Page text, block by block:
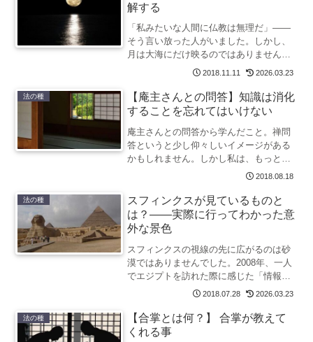
解する
「私みたいな人間に仏教は無理だ」——
そう言い放った人がいました。しかし、
月は大海にだけ映るのではありません。
水たまりにも、コップの水にも、月は宿
ッセイです。
2018.11.11 2026.03.23
法の種
【庵主さんとの問答】知識は消化
することを忘れてはいけない
庵主さんとの問答から学んだこと。禅問
答というと少し仰々しいイメージがある
かもしれません。しかし私は、もっと普
通の会話から生まれる問いや答えも、問
す。
2018.08.18
法の種
スフィンクスが見ているものと
は？——実際に行ってわかった意
外な景色
スフィンクスの視線の先に広がるのは砂
漠ではありませんでした。2008年、一人
でエジプトを訪れた際に感じた「情報と
実体験の違い」をたどります。
2018.07.28 2026.03.23
法の種
【合掌とは何？】 合掌が教えて
くれる事